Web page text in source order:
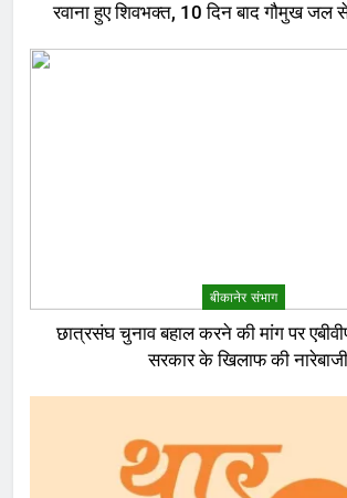
रवाना हुए शिवभक्त, 10 दिन बाद गौमुख
बीकानेर संभाग
छात्रसंघ चुनाव बहाल करने की मांग पर
सरकार के खिलाफ की नारेबाजी